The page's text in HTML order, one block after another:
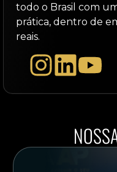
todo o Brasil com
prática, dentro de
reais.